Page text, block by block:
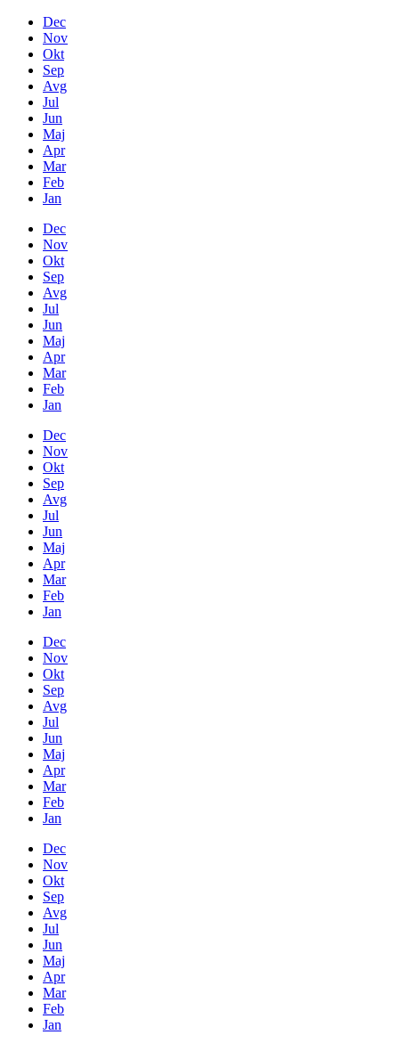
Dec
Nov
Okt
Sep
Avg
Jul
Jun
Maj
Apr
Mar
Feb
Jan
Dec
Nov
Okt
Sep
Avg
Jul
Jun
Maj
Apr
Mar
Feb
Jan
Dec
Nov
Okt
Sep
Avg
Jul
Jun
Maj
Apr
Mar
Feb
Jan
Dec
Nov
Okt
Sep
Avg
Jul
Jun
Maj
Apr
Mar
Feb
Jan
Dec
Nov
Okt
Sep
Avg
Jul
Jun
Maj
Apr
Mar
Feb
Jan